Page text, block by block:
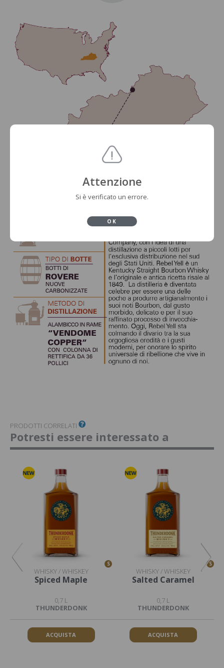
PRODOTTI CORRELATI
Potresti essere interessato a
S
WHISKY / WHISKEY
Spiced Maple
0,7 L
THUNDERDONK
ACQUISTA
S
WHISKY / WHISKEY
Salted Caramel
0,7 L
THUNDERDONK
ACQUISTA
Attenzione
Si è verificato un errore.
OK